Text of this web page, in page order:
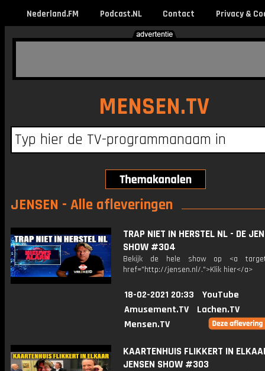
Nederland.FM Podcast.NL Contact Privacy &
MENSEN.TV
JENSEN - Alle afleveringen
TRAP NIET IN HERSTEL NL - DE
SHOW #304
Bekijk de hele show op <a
href="http://jensen.nl/.">Klik hier</a>
18-02-2021 20:33
YouTube
Amusement.TV
Lachen.TV
Mensen.TV
KAARTENHUIS FLIKKERT IN
JENSEN SHOW #303